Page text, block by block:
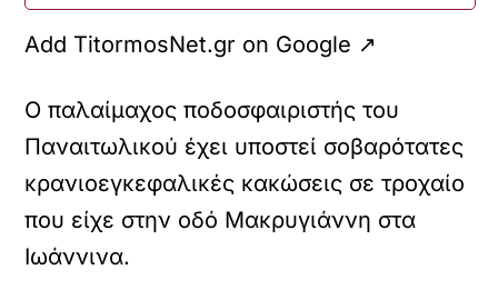
Add TitormosNet.gr on Google ↗
Ο παλαίμαχος ποδοσφαιριστής του
Παναιτωλικού έχει υποστεί σοβαρότατες
κρανιοεγκεφαλικές κακώσεις σε τροχαίο
που είχε στην οδό Μακρυγιάννη στα
Ιωάννινα.